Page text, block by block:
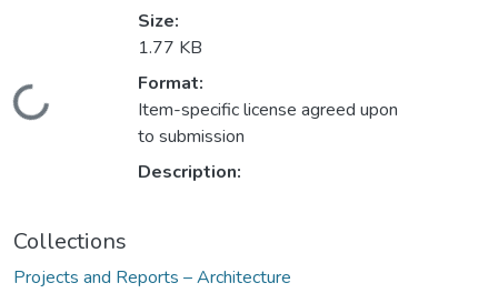
Loading...
Size:
1.77 KB
Format:
Item-specific license agreed upon
to submission
Description:
Collections
Projects and Reports – Architecture